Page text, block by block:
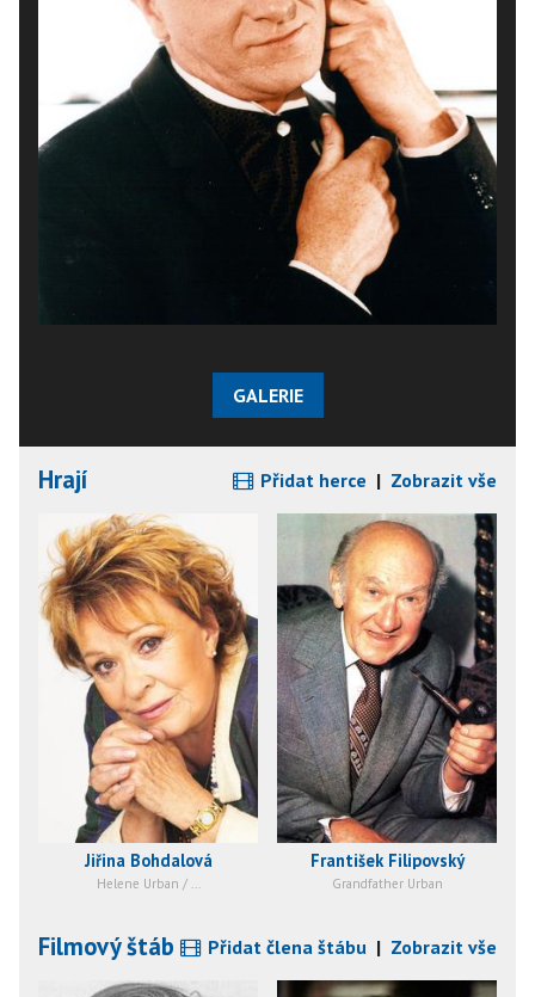
GALERIE
Hrají Přidat herce | Zobrazit vše
Jiřina Bohdalová
Helene Urban / ...
František Filipovský
Grandfather Urban
Filmový štáb Přidat člena štábu | Zobrazit vše